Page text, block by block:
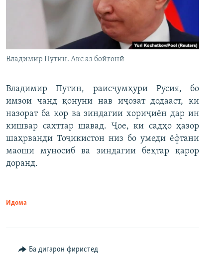
Владимир Путин. Акс аз бойгонӣ
Владимир Путин, раисҷумҳури Русия, бо
имзои чанд қонуни нав иҷозат додааст, ки
назорат ба кор ва зиндагии хориҷиён дар ин
кишвар сахттар шавад. Ҷое, ки садҳо ҳазор
шаҳрванди Тоҷикистон низ бо умеди ёфтани
маоши муносиб ва зиндагии беҳтар қарор
доранд.
Идома
Ба дигарон фиристед